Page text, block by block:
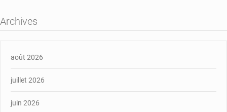
Archives
août 2026
juillet 2026
juin 2026